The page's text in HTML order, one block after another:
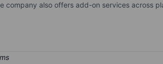
also offers add-on services across